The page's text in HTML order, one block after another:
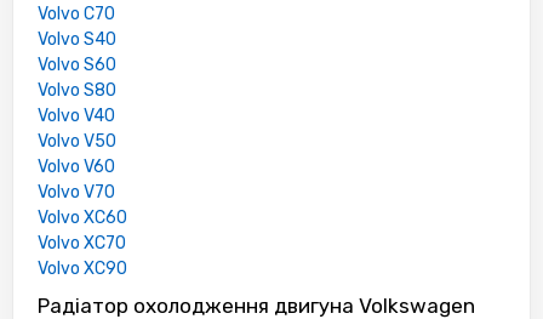
Volvo C70
Volvo S40
Volvo S60
Volvo S80
Volvo V40
Volvo V50
Volvo V60
Volvo V70
Volvo XC60
Volvo XC70
Volvo XC90
Радіатор охолодження двигуна Volkswagen